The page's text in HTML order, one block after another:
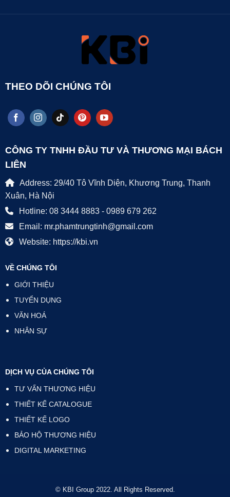
THEO DÕI CHÚNG TÔI
CÔNG TY TNHH ĐẦU TƯ VÀ THƯƠNG MẠI BÁCH
LIÊN
Address: 29/40 Tô Vĩnh Diện, Khương Trung, Thanh
Xuân, Hà Nội
Hotline: 08 3444 8883 - 0989 679 262
Email: mr.phamtrungtinh@gmail.com
Website: https://kbi.vn
VỀ CHÚNG TÔI
GIỚI THIỆU
TUYỂN DỤNG
VĂN HOÁ
NHÂN SỰ
DỊCH VỤ CỦA CHÚNG TÔI
TƯ VẤN THƯƠNG HIỆU
THIẾT KẾ CATALOGUE
THIẾT KẾ LOGO
BẢO HỘ THƯƠNG HIỆU
DIGITAL MARKETING
© KBI Group 2022. All Rights Reserved.